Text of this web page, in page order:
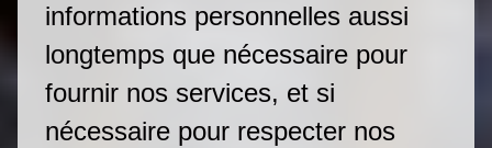
informations personnelles aussi
longtemps que nécessaire pour
fournir nos services, et si
nécessaire pour respecter nos